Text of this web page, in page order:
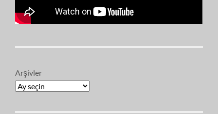
Arşivler